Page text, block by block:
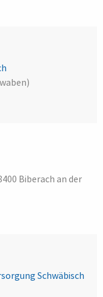
Biberach an der
Schwäbisch